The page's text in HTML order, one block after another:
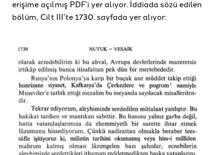
erişime açılmış PDF’i yer alıyor. İddiada sözü edilen
bölüm, Cilt III’te 1730. sayfada yer alıyor: